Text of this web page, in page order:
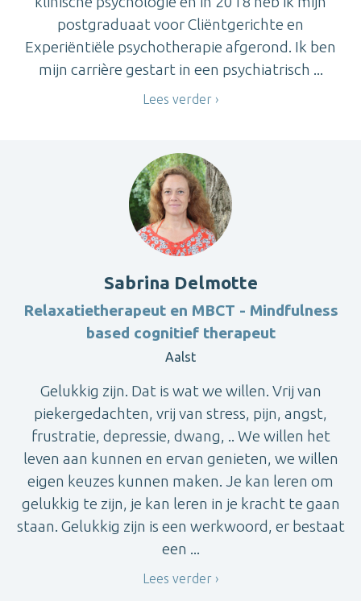
postgraduaat voor Cliëntgerichte en
Experiëntiële psychotherapie afgerond. Ik ben
mijn carrière gestart in een psychiatrisch ...
Lees verder
Sabrina Delmotte
Relaxatietherapeut en MBCT - Mindfulness
based cognitief therapeut
Aalst
Gelukkig zijn. Dat is wat we willen. Vrij van
piekergedachten, vrij van stress, pijn, angst,
frustratie, depressie, dwang, .. We willen het
leven aan kunnen en ervan genieten, we willen
eigen keuzes kunnen maken. Je kan leren om
gelukkig te zijn, je kan leren in je kracht te gaan
staan. Gelukkig zijn is een werkwoord, er bestaat
een ...
Lees verder